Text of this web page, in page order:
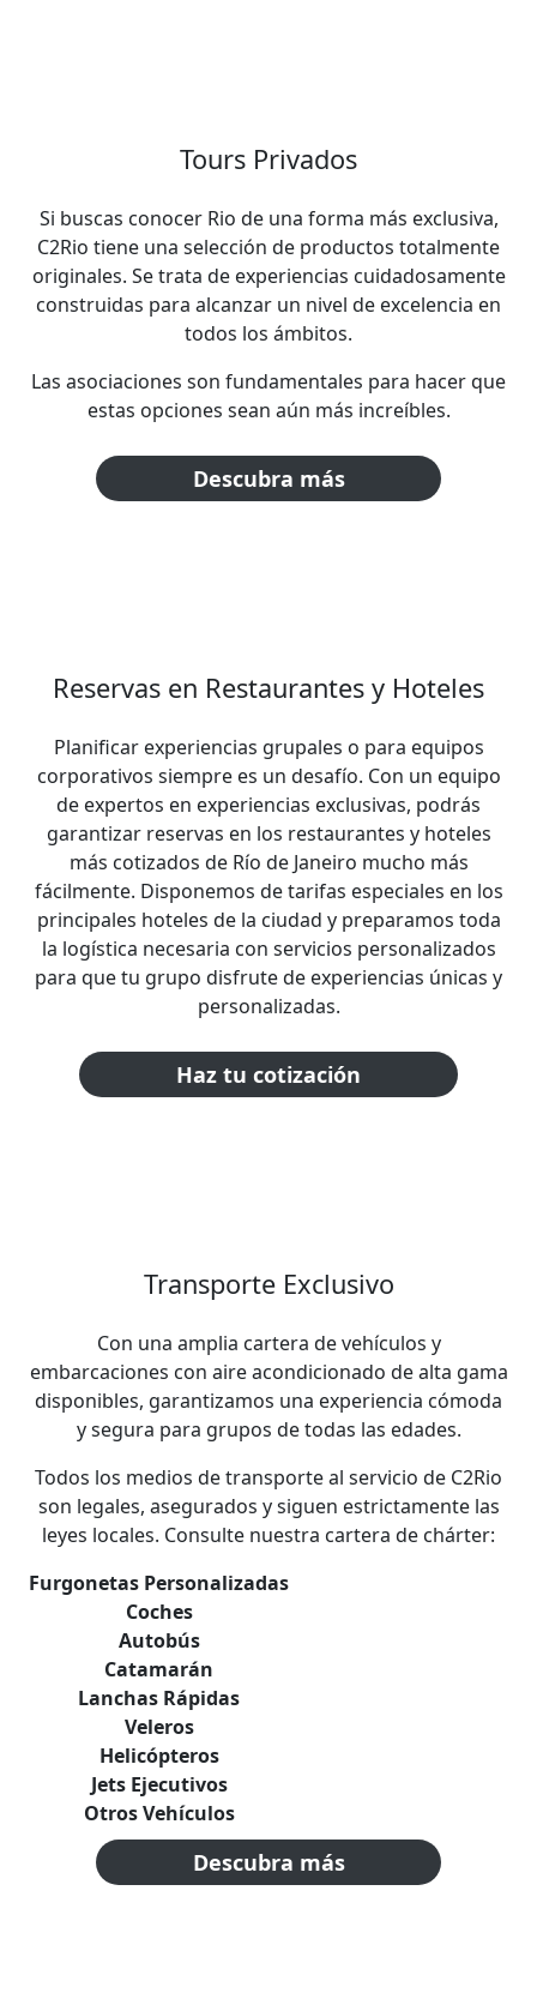
Tours Privados
Si buscas conocer Rio de una forma más exclusiva,
C2Rio tiene una selección de productos totalmente
originales. Se trata de experiencias cuidadosamente
construidas para alcanzar un nivel de excelencia en
todos los ámbitos.
Las asociaciones son fundamentales para hacer que
estas opciones sean aún más increíbles.
Descubra más
Reservas en Restaurantes y Hoteles
Planificar experiencias grupales o para equipos
corporativos siempre es un desafío. Con un equipo
de expertos en experiencias exclusivas, podrás
garantizar reservas en los restaurantes y hoteles
más cotizados de Río de Janeiro mucho más
fácilmente. Disponemos de tarifas especiales en los
principales hoteles de la ciudad y preparamos toda
la logística necesaria con servicios personalizados
para que tu grupo disfrute de experiencias únicas y
personalizadas.
Haz tu cotización
Transporte Exclusivo
Con una amplia cartera de vehículos y
embarcaciones con aire acondicionado de alta gama
disponibles, garantizamos una experiencia cómoda
y segura para grupos de todas las edades.
Todos los medios de transporte al servicio de C2Rio
son legales, asegurados y siguen estrictamente las
leyes locales. Consulte nuestra cartera de chárter:
Furgonetas Personalizadas
Coches
Autobús
Catamarán
Lanchas Rápidas
Veleros
Helicópteros
Jets Ejecutivos
Otros Vehículos
Descubra más